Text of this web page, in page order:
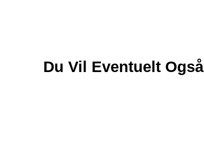
Du Vil Eventuelt